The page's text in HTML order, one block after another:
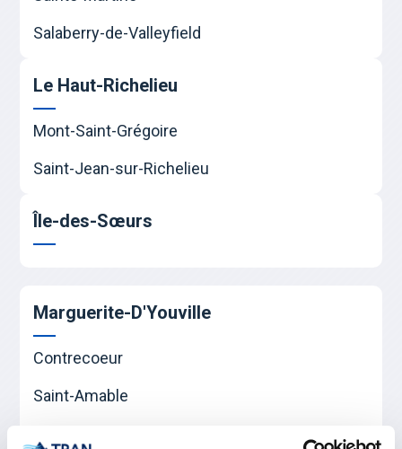
Salaberry-de-Valleyfield
Le Haut-Richelieu
Mont-Saint-Grégoire
Saint-Jean-sur-Richelieu
Île-des-Sœurs
Marguerite-D'Youville
Contrecoeur
Saint-Amable